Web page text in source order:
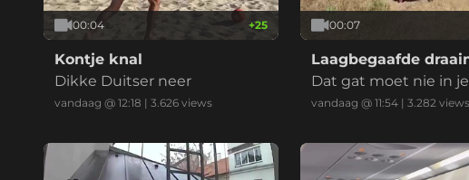
00:04 +25
Kontje knal
Dikke Duitser neer
vandaag @ 12:18 | 3.626 views
00:07
Laagbegaafde
Dat gat moet nie in
vandaag @ 11:54| 3.282views